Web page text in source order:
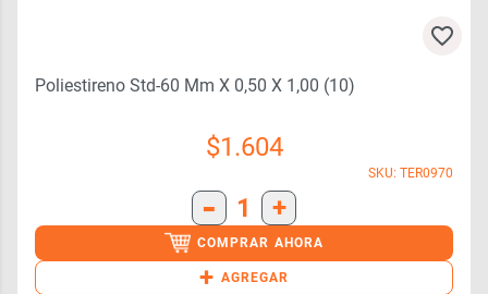
Poliestireno Std-60 Mm X 0,50 X 1,00 (10)
$1.604
SKU: TER0970
- 1 +
COMPRAR AHORA
+ AGREGAR